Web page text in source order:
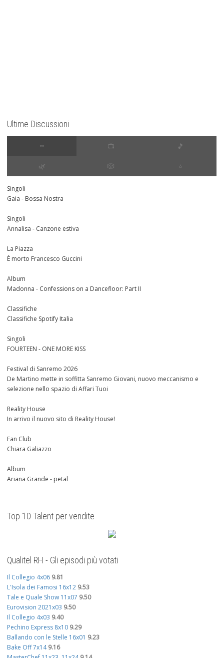
Ultime Discussioni
∞ 📺 🎵
🌿 🎲 ⭐️
Singoli
Gaia - Bossa Nostra
Singoli
Annalisa - Canzone estiva
La Piazza
È morto Francesco Guccini
Album
Madonna - Confessions on a Dancefloor: Part II
Classifiche
Classifiche Spotify Italia
Singoli
FOURTEEN - ONE MORE KISS
Festival di Sanremo 2026
De Martino mette in soffitta Sanremo Giovani, nuovo meccanismo e
selezione nello spazio di Affari Tuoi
Reality House
In arrivo il nuovo sito di Reality House!
Fan Club
Chiara Galiazzo
Album
Ariana Grande - petal
Top 10 Talent per vendite
Qualitel RH - Gli episodi più votati
Il Collegio 4x06 9.81
L'Isola dei Famosi 16x12 9.53
Tale e Quale Show 11x07 9.50
Eurovision 2021x03 9.50
Il Collegio 4x03 9.40
Pechino Express 8x10 9.29
Ballando con le Stelle 16x01 9.23
Bake Off 7x14 9.16